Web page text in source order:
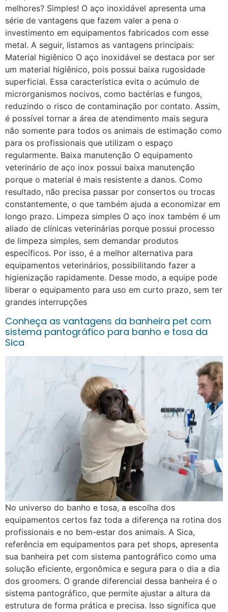
melhores? Simples! O aço inoxidável apresenta uma
série de vantagens que fazem valer a pena o
investimento em equipamentos fabricados com esse
metal. A seguir, listamos as vantagens principais:
Material higiênico O aço inoxidável se destaca por ser
um material higiênico, pois possui baixa rugosidade
superficial. Essa característica evita o acúmulo de
microrganismos nocivos, como bactérias e fungos,
reduzindo o risco de contaminação por contato. Assim,
é possível tornar a área de atendimento mais segura
não somente para todos os animais de estimação como
para os profissionais que utilizam o espaço
regularmente. Baixa manutenção O equipamento
veterinário de aço inox possui baixa manutenção
porque o material é mais resistente a danos. Como
resultado, não precisa passar por consertos ou trocas
constantemente, o que também ajuda a economizar em
longo prazo. Limpeza simples O aço inox também é um
aliado de clínicas veterinárias porque possui processo
de limpeza simples, sem demandar produtos
específicos. Por isso, é a melhor alternativa para
equipamentos veterinários, possibilitando fazer a
higienização rapidamente. Desse modo, a equipe pode
liberar o equipamento para uso em curto prazo, sem ter
grandes interrupções
Conheça as vantagens da banheira pet com
sistema pantográfico para banho e tosa da
Sica
No universo do banho e tosa, a escolha dos
equipamentos certos faz toda a diferença na rotina dos
profissionais e no bem-estar dos animais. A Sica,
referência em equipamentos para pet shops, apresenta
sua banheira pet com sistema pantográfico como uma
solução eficiente, ergonômica e segura para o dia a dia
dos groomers. O grande diferencial dessa banheira é o
sistema pantográfico, que permite ajustar a altura da
estrutura de forma prática e precisa. Isso significa que